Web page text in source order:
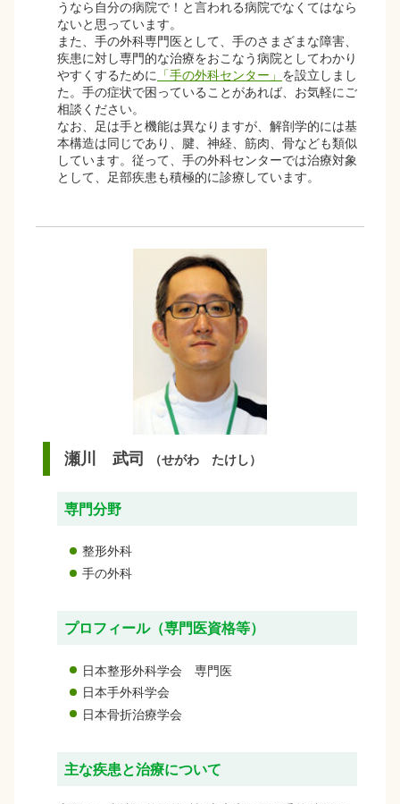
うなら自分の病院で！と言われる病院でなくてはなら
ないと思っています。
また、手の外科専門医として、手のさまざまな障害、
疾患に対し専門的な治療をおこなう病院としてわかり
やすくするために 「手の外科センター」 を設立しまし
た。手の症状で困っていることがあれば、お気軽にご
相談ください。
なお、足は手と機能は異なりますが、解剖学的には基
本構造は同じであり、腱、神経、筋肉、骨なども類似
しています。従って、手の外科センターでは治療対象
として、足部疾患も積極的に診療しています。
瀬川 武司 （せがわ たけし）
専門分野
整形外科
手の外科
プロフィール（専門医資格等）
日本整形外科学会 専門医
日本手外科学会
日本骨折治療学会
主な疾患と治療について